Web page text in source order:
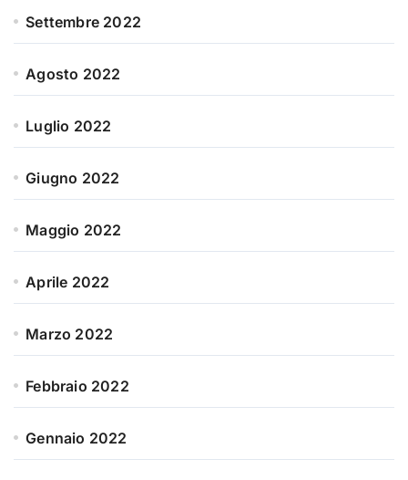
Settembre 2022
Agosto 2022
Luglio 2022
Giugno 2022
Maggio 2022
Aprile 2022
Marzo 2022
Febbraio 2022
Gennaio 2022